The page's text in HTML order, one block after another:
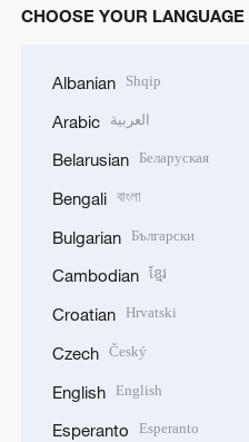
CHOOSE YOUR LANGUAGE
Albanian Shqip
Arabic العربية
Belarusian Беларуская
Bengali বাংলা
Bulgarian Български
Cambodian ខ្មែរ
Croatian Hrvatski
Czech Český
English English
Esperanto Esperanto